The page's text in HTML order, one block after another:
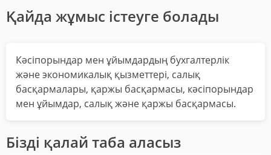
Қайда жұмыс істеуге болады
Кәсіпорындар мен ұйымдардың бухгалтерлік
және экономикалық қызметтері, салық
басқармалары, қаржы басқармасы, кәсіпорындар
мен ұйымдар, салық және қаржы басқармасы.
Бізді қалай таба аласыз